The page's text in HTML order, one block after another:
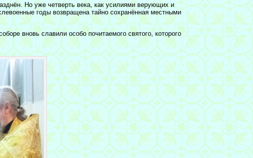
Но уже четверть века, как усилиями верующих и
годы возвращена тайно сохранённая местными
вновь славили особо почитаемого святого, которого